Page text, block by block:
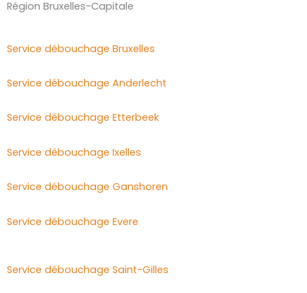
Région Bruxelles-Capitale
Service débouchage Bruxelles
Service débouchage Anderlecht
Service débouchage Etterbeek
Service débouchage Ixelles
Service débouchage Ganshoren
Service débouchage Evere
Service débouchage Saint-Gilles